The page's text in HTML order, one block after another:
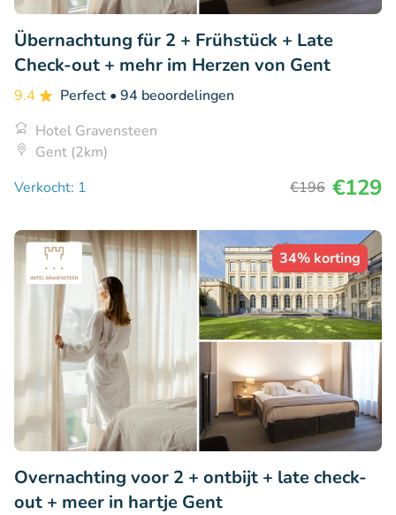
Übernachtung für 2 + Frühstück + Late
Check-out + mehr im Herzen von Gent
9.4 Perfect • 94 beoordelingen
Hotel Gravensteen
Gent (2km)
Verkocht: 1
€196 €129
34% korting
Overnachting voor 2 + ontbijt + late check-
out + meer in hartje Gent